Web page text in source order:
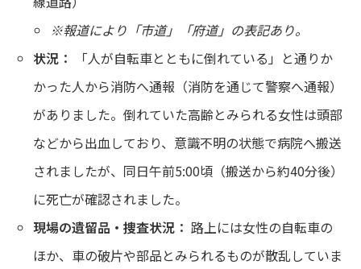
※報道により「市道」「府道」の表記あり。
状況：
「人が自転車とともに倒れている」と通りか
かった人から消防へ通報（消防を通じて警察へ通報）
がありました。倒れていた高齢とみられる女性は頭部
などから出血しており、意識不明の状態で病院へ搬送
されましたが、同日午前5:00頃（搬送から約40分後）
に死亡が確認されました。
現場の遺留品・捜査状況： 路上には女性の自転車の
ほか、車の破片や部品とみられるものが散乱していま